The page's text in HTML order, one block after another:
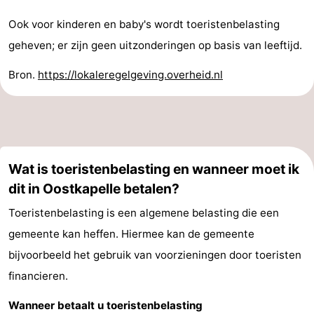
Musea
-
Monumenten
-
Uitkijkpunten
Attracties
Speeltuinen
-
Binnenspeeltuinen
-
Bowlen
-
Minigolfbanen
Wellness
centra
Dorpen
&
Natuur
Ook voor kinderen en baby's wordt toeristenbelasting
geheven; er zijn geen uitzonderingen op basis van leeftijd.
Bron. https://lokaleregelgeving.overheid.nl
Wat is toeristenbelasting en wanneer moet ik
dit in Oostkapelle betalen?
Toeristenbelasting is een algemene belasting die een
gemeente kan heffen. Hiermee kan de gemeente
bijvoorbeeld het gebruik van voorzieningen door toeristen
financieren.
Wanneer betaalt u toeristenbelasting